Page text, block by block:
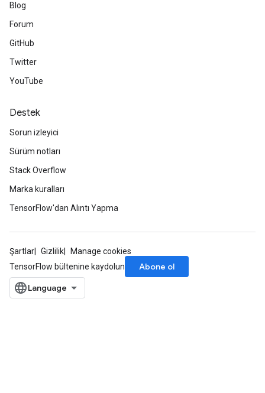
Blog
Forum
GitHub
Twitter
YouTube
Destek
Sorun izleyici
Sürüm notları
Stack Overflow
Marka kuralları
TensorFlow'dan Alıntı Yapma
Şartlar Gizlilik
Manage cookies
TensorFlow bültenine kaydolun
Abone ol